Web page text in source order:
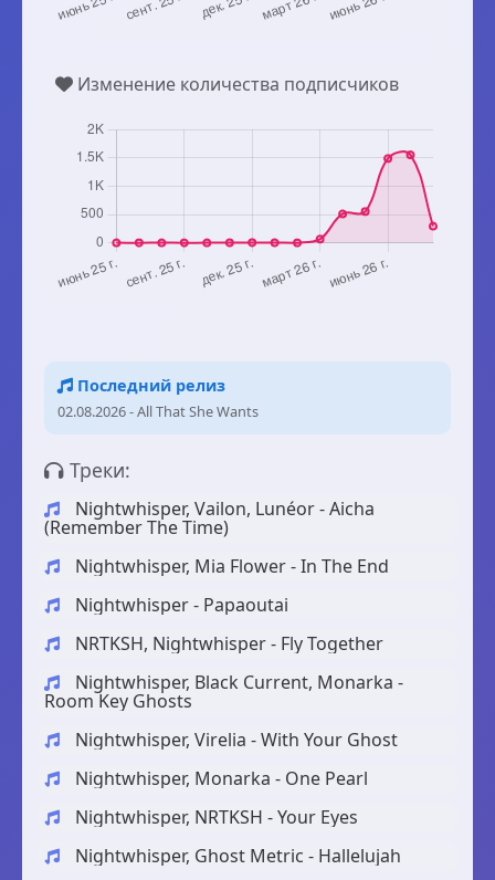
Изменение количества подписчиков
Последний релиз
02.08.2026 - All That She Wants
Треки:
Nightwhisper, Vailon, Lunéor - Aicha
(Remember The Time)
Nightwhisper, Mia Flower - In The End
Nightwhisper - Papaoutai
NRTKSH, Nightwhisper - Fly Together
Nightwhisper, Black Current, Monarka -
Room Key Ghosts
Nightwhisper, Virelia - With Your Ghost
Nightwhisper, Monarka - One Pearl
Nightwhisper, NRTKSH - Your Eyes
Nightwhisper, Ghost Metric - Hallelujah